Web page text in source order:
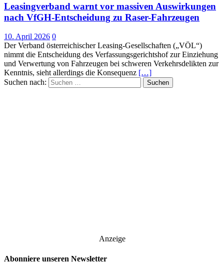
Leasingverband warnt vor massiven Auswirkungen
nach VfGH-Entscheidung zu Raser-Fahrzeugen
10. April 2026 0
Der Verband österreichischer Leasing-Gesellschaften („VÖL“)
nimmt die Entscheidung des Verfassungsgerichtshof zur Einziehung
und Verwertung von Fahrzeugen bei schweren Verkehrsdelikten zur
Kenntnis, sieht allerdings die Konsequenz […]
Suchen nach:
Anzeige
Abonniere unseren Newsletter